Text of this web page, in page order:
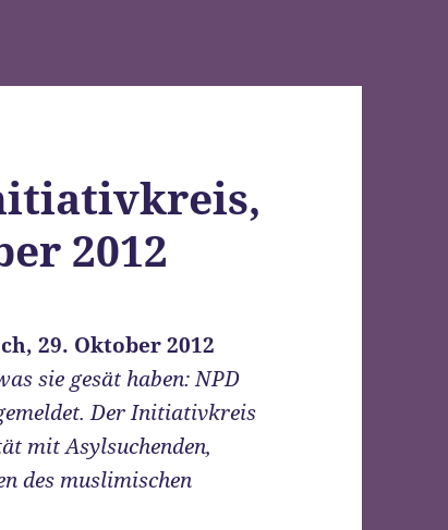
2012
29. Oktober 2012
sie gesät haben: NPD
Der Initiativkreis
mit Asylsuchenden,
des muslimischen